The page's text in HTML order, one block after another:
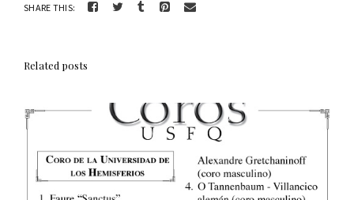
SHARE THIS:
Related posts